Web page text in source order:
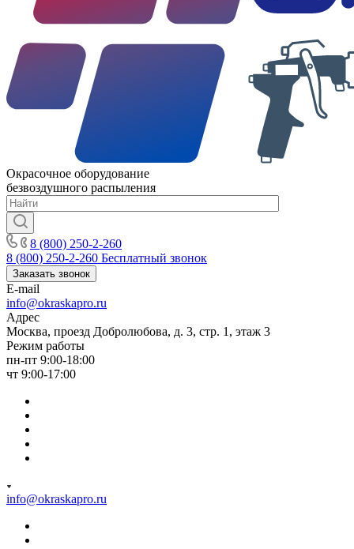
Окрасочное оборудование
безвоздушного распыления
8 (800) 250-2-260
8 (800) 250-2-260 Бесплатный звонок
Заказать звонок
E-mail
info@okraskapro.ru
Адрес
Москва, проезд Добролюбова, д. 3, стр. 1, этаж 3
Режим работы
пн-пт 9:00-18:00
чт 9:00-17:00
info@okraskapro.ru